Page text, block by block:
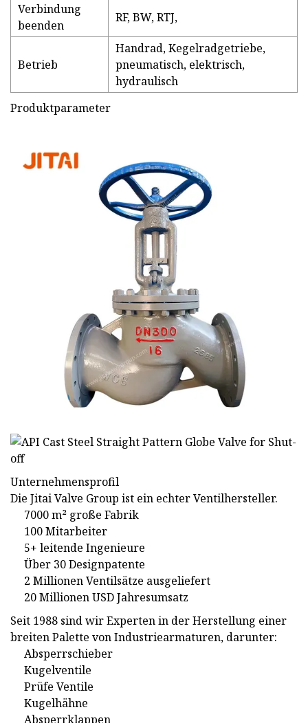
Verbindung
beenden
RF, BW, RTJ,
Betrieb
Handrad, Kegelradgetriebe,
pneumatisch, elektrisch,
hydraulisch
Produktparameter
Unternehmensprofil
Die Jitai Valve Group ist ein echter Ventilhersteller.
7000 m² große Fabrik
100 Mitarbeiter
5+ leitende Ingenieure
Über 30 Designpatente
2 Millionen Ventilsätze ausgeliefert
20 Millionen USD Jahresumsatz
Seit 1988 sind wir Experten in der Herstellung einer
breiten Palette von Industriearmaturen, darunter:
Absperrschieber
Kugelventile
Prüfe Ventile
Kugelhähne
Absperrklappen